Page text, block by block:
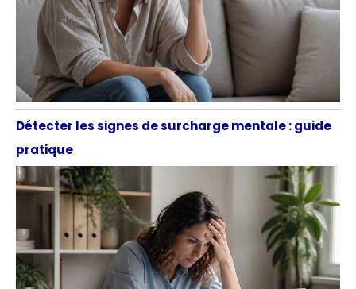
Détecter les signes de surcharge mentale : guide
pratique